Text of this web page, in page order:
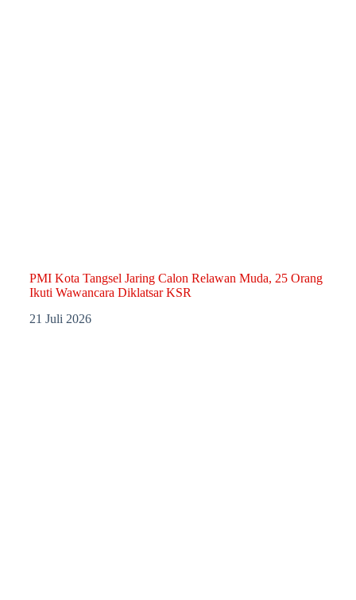
PMI Kota Tangsel Jaring Calon Relawan Muda, 25 Orang
Ikuti Wawancara Diklatsar KSR
21 Juli 2026